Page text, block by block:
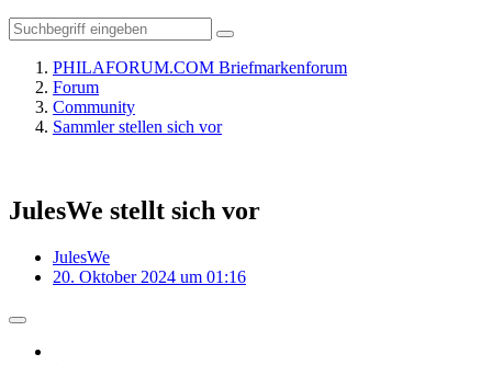
PHILAFORUM.COM Briefmarkenforum
Forum
Community
Sammler stellen sich vor
JulesWe stellt sich vor
JulesWe
20. Oktober 2024 um 01:16